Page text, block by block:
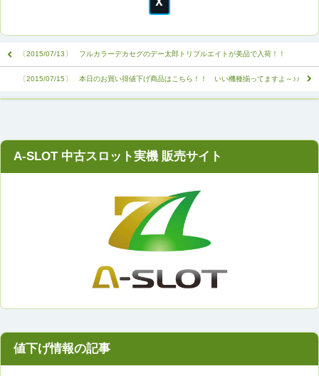
〔2015/07/13〕 フルカラーデカセグのデー太郎トリプルエイトが美品で入荷！！
〔2015/07/15〕 本日のお買い得値下げ商品はこちら！！ いい機種揃ってますよ～♪♪
A-SLOT 中古スロット実機 販売サイト